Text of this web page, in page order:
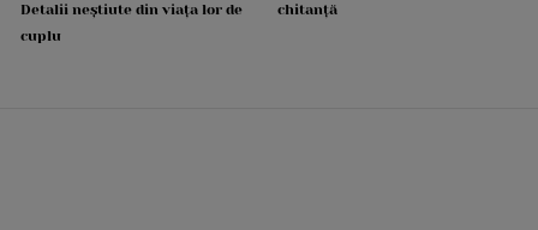
Detalii neștiute din viața lor de
cuplu
chitanță